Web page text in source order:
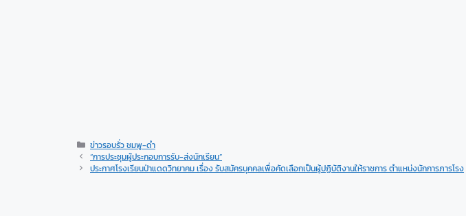
ข่าวรอบรั่ว ชมพู-ดำ
“การประชุมผู้ประกอบการรับ-ส่งนักเรียน”
ประกาศโรงเรียนป่าแดดวิทยาคม เรื่อง รับสมัครบุคคลเพื่อคัดเลือกเป็นผู้ปฏิบัติงานให้ราชการ ตำแหน่งนักการภารโรง